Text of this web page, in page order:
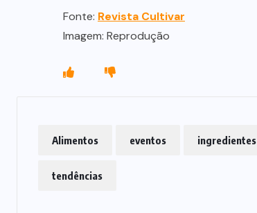
Fonte: Revista Cultivar
Imagem: Reprodução
Alimentos eventos ingredientes
tendências